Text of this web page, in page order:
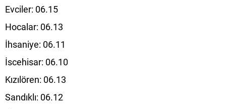
Evciler: 06.15
Hocalar: 06.13
İhsaniye: 06.11
İscehisar: 06.10
Kızılören: 06.13
Sandıklı: 06.12